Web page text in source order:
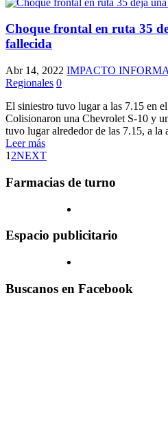
Choque frontal en ruta 35
fallecida
Abr 14, 2022 IMPACTO
Regionales 0
El siniestro tuvo lugar a las 7.15 en
Colisionaron una Chevrolet S-10 y
tuvo lugar alrededor de las 7.15, a
Leer más
1 2NEXT
Farmacias de turno
Espacio publicitario
Buscanos en Facebook